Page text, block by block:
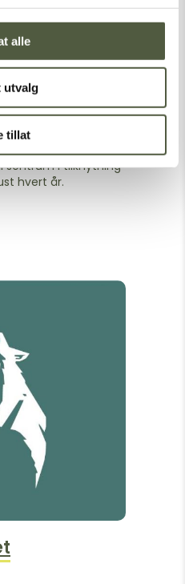
alle
utvalg
tillat
familien som
sentrum i tilknytning
hvert år.